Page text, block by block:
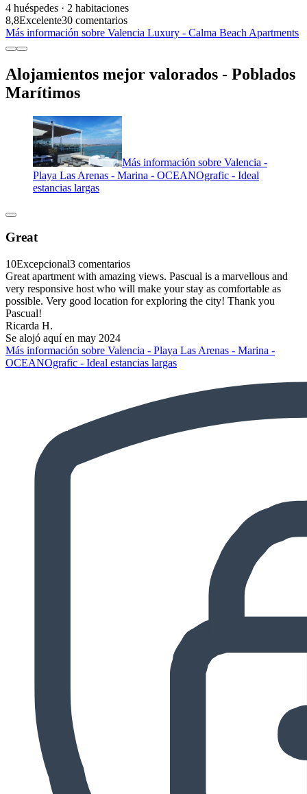
4 huéspedes · 2 habitaciones
8,8Excelente30 comentarios
Más información sobre Valencia Luxury - Calma Beach Apartments
Alojamientos mejor valorados - Poblados
Marítimos
Más información sobre Valencia -
Playa Las Arenas - Marina - OCEANOgrafic - Ideal
estancias largas
Great
10Excepcional3 comentarios
Great apartment with amazing views. Pascual is a marvellous and
very responsive host who will make your stay as comfortable as
possible. Very good location for exploring the city! Thank you
Pascual!
Ricarda H.
Se alojó aquí en may 2024
Más información sobre Valencia - Playa Las Arenas - Marina -
OCEANOgrafic - Ideal estancias largas